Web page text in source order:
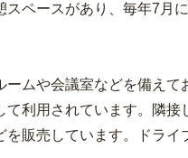
スペースがあり、毎年7月
ームや会議室などを備え
て利用されています。隣
を販売しています。ドラ